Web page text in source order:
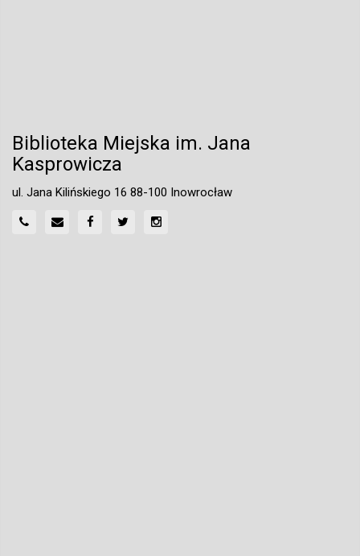
Biblioteka Miejska im. Jana
Kasprowicza
ul. Jana Kilińskiego 16 88-100 Inowrocław